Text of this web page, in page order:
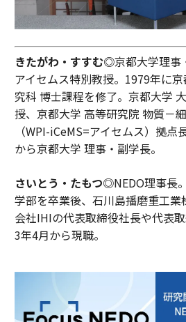
きたがわ・すすむ◎京都大学理事
アイセムス特別教授。1979年に
究科 博士課程を修了。京都大学
授、京都大学 高等研究院 物質－
（WPI-iCeMS=アイセムス）拠
から京都大学 理事・副学長。
さいとう・たもつ◎NEDO理事長
学部を卒業後、石川島播磨重工
会社IHIの代表取締役社長や代表
3年4月から現職。